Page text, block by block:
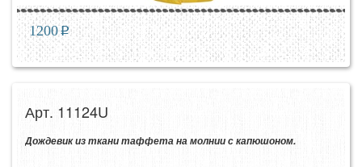
1200p
Арт. 11124U
Дождевик из ткани таффета на молнии с капюшоном.